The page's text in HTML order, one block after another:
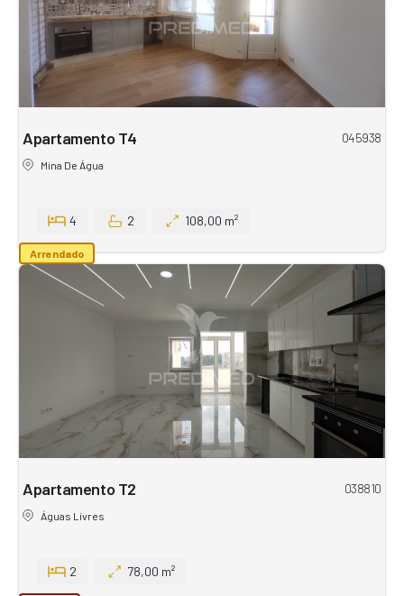
Apartamento T4 045938
Mina De Água
4 2 108,00 m²
Arrendado
Apartamento T2 038810
Águas Livres
2 78,00 m²